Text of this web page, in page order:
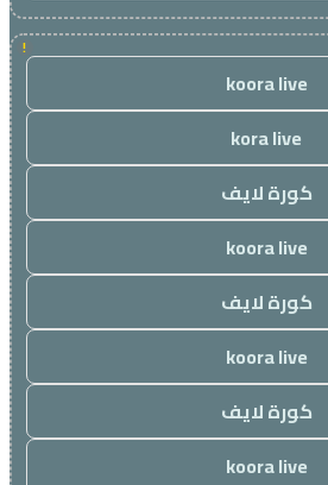
!
koora live
kora live
كورة لايف
koora live
كورة لايف
koora live
كورة لايف
koora live